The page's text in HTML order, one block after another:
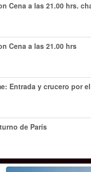
Cena a las 21.00 hrs.
Cena a las 21.00 hrs
Entrada y crucero por
de París